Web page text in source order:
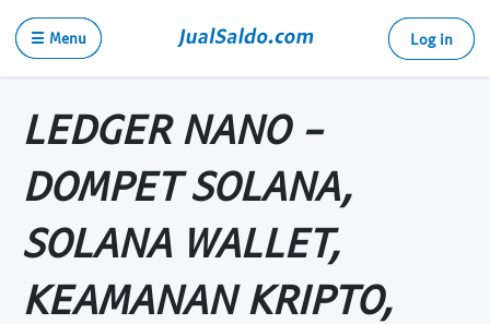
☰ Menu Log in
LEDGER NANO -
DOMPET SOLANA,
SOLANA WALLET,
KEAMANAN KRIPTO,